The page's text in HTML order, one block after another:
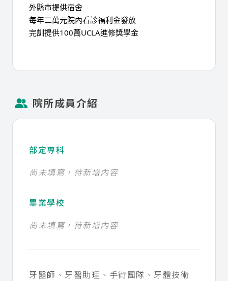
外縣市提供宿舍
每年二萬元院內看診福利金發放
完訓提供100萬UCLA進修獎學金
院所成員介紹
部定專科
尚未填寫，待新增內容
畢業學校
尚未填寫，待新增內容
牙醫師、牙醫助理、手術團隊、牙體技術